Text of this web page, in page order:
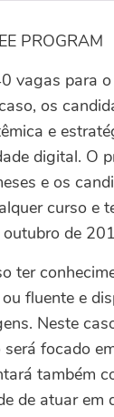
PROGRAM
vagas para
os
e
digital. O
e os
curso e
de
ter
fluente e
Neste
focado
também
de atuar em